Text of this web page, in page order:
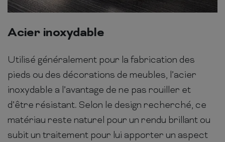
Acier inoxydable
Utilisé généralement pour la fabrication des
pieds ou des décorations de meubles, l’acier
inoxydable a l’avantage de ne pas rouiller et
d’être résistant. Selon le design recherché, ce
matériau reste naturel pour un rendu brillant ou
subit un traitement pour lui apporter un aspect